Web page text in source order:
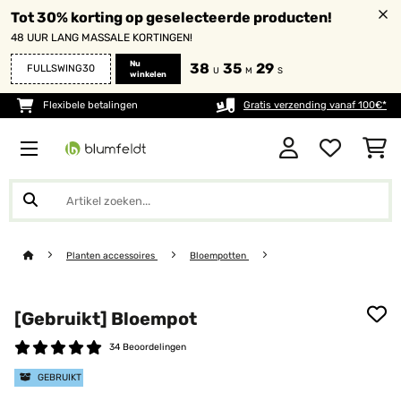
Tot 30% korting op geselecteerde producten!
48 UUR LANG MASSALE KORTINGEN!
FULLSWING30
Nu
winkelen
38 U 35 M 29 S
Flexibele betalingen Gratis verzending vanaf 100€*
Planten accessoires Bloempotten
[Gebruikt] Bloempot
34 Beoordelingen
GEBRUIKT